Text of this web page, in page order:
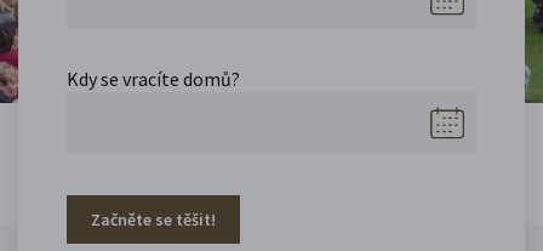
Kdy se vracíte domů?
Začněte se těšit!